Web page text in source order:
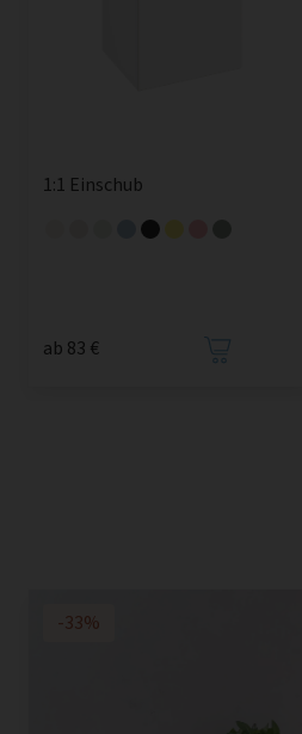
1:1 Einschub
ab 83 €
-33%